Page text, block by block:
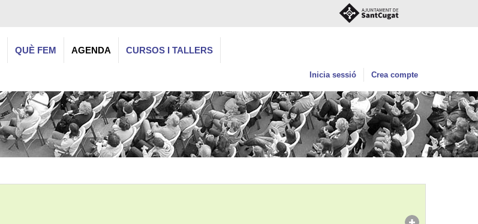
QUÈ FEM AGENDA CURSOS I TALLERS
Inicia sessió Crea compte